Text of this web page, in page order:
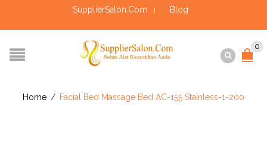
SupplierSalon.Com Blog
0
Home / Facial Bed Massage Bed AC-155 Stainless-1-200